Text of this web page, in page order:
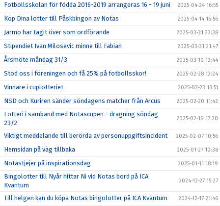
Fotbollsskolan för födda 2016-2019 arrangeras 16 - 19 juni 2025-04-24 16:55
Köp Dina lotter till Påskbingon av Notas 2025-04-14 16:56
Jarmo har tagit över som ordförande 2025-03-31 22:38
Stipendiet Ivan Milosevic minne till Fabian 2025-03-31 21:47
Årsmöte måndag 31/3 2025-03-10 12:44
Stöd oss i föreningen och få 25% på fotbollsskor! 2025-02-28 12:24
Vinnare i cuplotteriet 2025-02-23 13:51
NSD och Kuriren sänder söndagens matcher från Arcus 2025-02-20 11:42
Lotteri i samband med Notascupen - dragning söndag
23/2
2025-02-19 17:20
Viktigt meddelande till berörda av personuppgiftsincident 2025-02-07 10:56
Hemsidan på väg tillbaka 2025-01-27 10:38
Notastjejer på inspirationsdag 2025-01-11 18:19
Bingolotter till Nyår hittar Ni vid Notas bord på ICA
Kvantum
2024-12-27 15:27
Till helgen kan du köpa Notas bingolotter på ICA Kvantum 2024-12-17 21:46